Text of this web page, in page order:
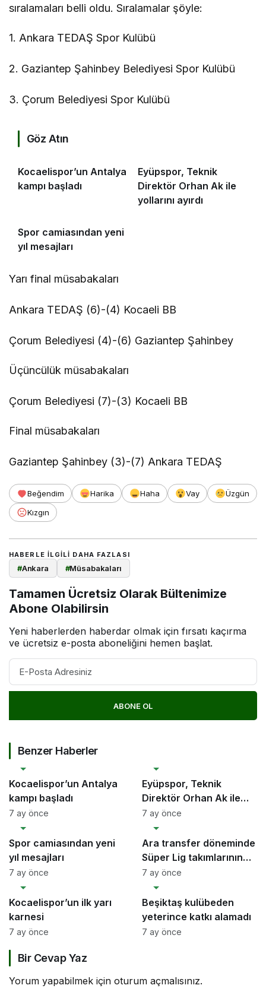
sıralamaları belli oldu. Sıralamalar şöyle:
1. Ankara TEDAŞ Spor Kulübü
2. Gaziantep Şahinbey Belediyesi Spor Kulübü
3. Çorum Belediyesi Spor Kulübü
Göz Atın
Kocaelispor’un Antalya
kampı başladı
Eyüpspor, Teknik
Direktör Orhan Ak ile
yollarını ayırdı
Spor camiasından yeni
yıl mesajları
Yarı final müsabakaları
Ankara TEDAŞ (6)-(4) Kocaeli BB
Çorum Belediyesi (4)-(6) Gaziantep Şahinbey
Üçüncülük müsabakaları
Çorum Belediyesi (7)-(3) Kocaeli BB
Final müsabakaları
Gaziantep Şahinbey (3)-(7) Ankara TEDAŞ
Beğendim Harika Haha Vay
Üzgün
Kızgın
HABERLE ILGILI DAHA FAZLASI
#Ankara #Müsabakaları
Tamamen Ücretsiz Olarak Bültenimize
Abone Olabilirsin
Yeni haberlerden haberdar olmak için fırsatı kaçırma
ve ücretsiz e-posta aboneliğini hemen başlat.
ABONE OL
Benzer Haberler
Kocaelispor’un Antalya
kampı başladı
7 ay önce
Eyüpspor, Teknik
Direktör Orhan Ak ile
yollarını ayırdı
7 ay önce
Spor camiasından yeni
yıl mesajları
SPOR
7 ay önce
Ara transfer döneminde
Süper Lig takımlarının
harcama limitleri
belirlendi
SPOR
7 ay önce
Kocaelispor’un ilk yarı
karnesi
SPOR
7 ay önce
Beşiktaş kulübeden
yeterince katkı alamadı
SPOR
7 ay önce
Bir Cevap Yaz
Yorum yapabilmek için oturum açmalısınız.